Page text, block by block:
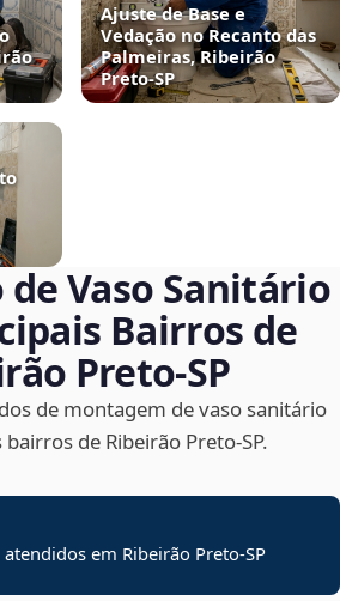
Ajuste de Base e
Vedação no Recanto das
Palmeiras, Ribeirão
Preto‑SP
Vaso Sanitário
Bairros de
Preto‑SP
de montagem de vaso sanitário
de Ribeirão Preto‑SP.
em Ribeirão Preto-SP